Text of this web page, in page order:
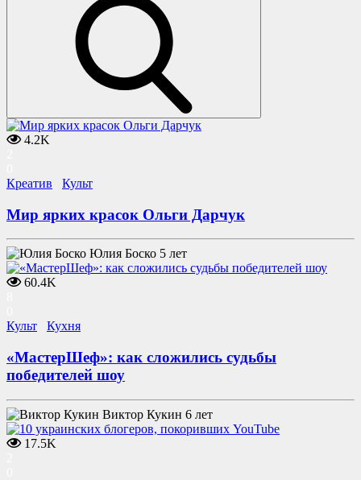
4.2K
Креатив
Культ
Мир ярких красок Ольги Дарчук
Юлия Боско 5 лет
60.4K
Культ
Кухня
«МастерШеф»: как сложились судьбы
победителей шоу
Виктор Кукин 6 лет
17.5K